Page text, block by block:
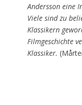
Andersson eine
Viele sind zu
Klassikern
Filmgeschichte
Klassiker.